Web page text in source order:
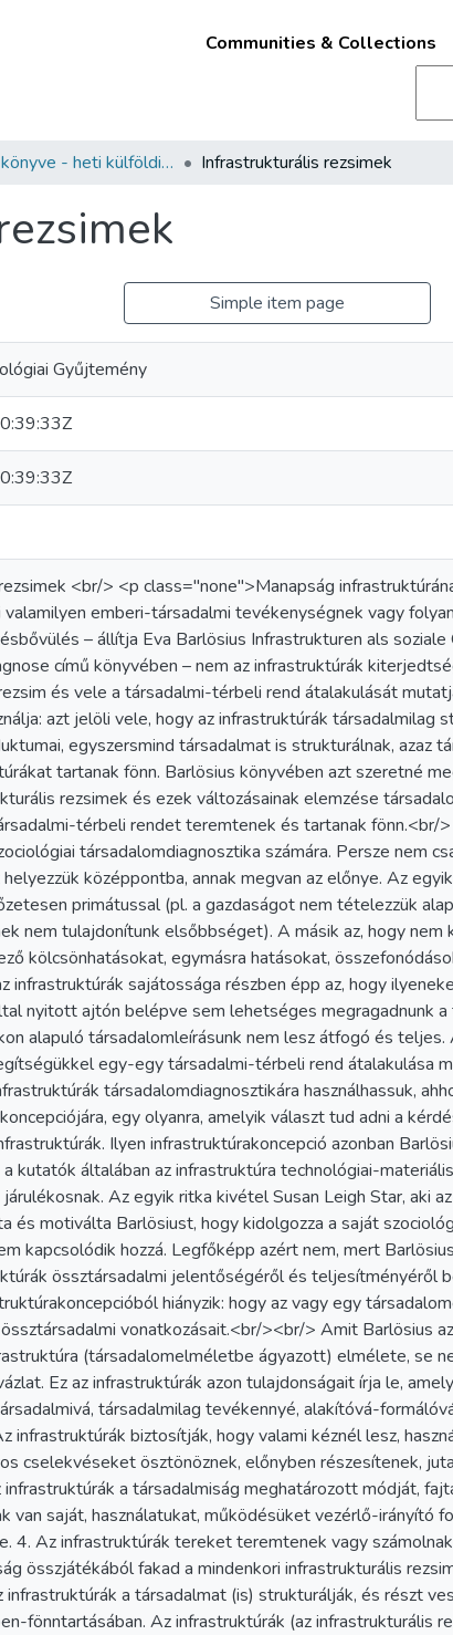
Communities & Collections
A hét könyve - heti külföldi szakirodalmi ajánló Infrastrukturális rezsimek
Simple item page
Gyűjtemény
<br/> <p class="none">Manapság
emberi-társadalmi tevékenységnek vagy
– állítja Eva Barlösius Infrastrukturen als
című könyvében – nem az infrastruktúrák
és vele a társadalmi-térbeli rend átalakulását
azt jelöli vele, hogy az infrastruktúrák társadalmilag
egyszersmind társadalmat is strukturálnak, azaz
tartanak fönn. Barlösius könyvében azt szeretné
rezsimek és ezek változásainak elemzése
térbeli rendet teremtenek és tartanak fönn.<br/
társadalomdiagnosztika számára. Persze nem
középpontba, annak megvan az előnye. Az
primátussal (pl. a gazdaságot nem tételezzük
nem tulajdonítunk elsőbbséget). A másik az, hogy
kölcsönhatásokat, egymásra hatásokat,
infrastruktúrák sajátossága részben épp az, hogy
nyitott ajtón belépve sem lehetséges megragadnunk
alapuló társadalomleírásunk nem lesz átfogó és
egy-egy társadalmi-térbeli rend átalakulása
társadalomdiagnosztikára használhassuk,
egy olyanra, amelyik választ tud adni a
Ilyen infrastruktúrakoncepció azonban
a kutatók általában az infrastruktúra technológiai-
Az egyik ritka kivétel Susan Leigh Star, aki
és motiválta Barlösiust, hogy kidolgozza a saját
kapcsolódik hozzá. Legfőképp azért nem, mert
össztársadalmi jelentőségéről és teljesítményéről
hiányzik: hogy az vagy egy
vonatkozásait.<br/><br/> Amit Barlösius
(társadalomelméletbe ágyazott) elmélete, se
Ez az infrastruktúrák azon tulajdonságait írja le,
társadalmilag tevékennyé, alakítóvá-
infrastruktúrák biztosítják, hogy valami kéznél lesz,
cselekvéseket ösztönöznek, előnyben részesítenek,
a társadalmiság meghatározott módját,
van saját, használatukat, működésüket vezérlő-irányító
4. Az infrastruktúrák tereket teremtenek vagy
összjátékából fakad a mindenkori infrastrukturális
infrastruktúrák a társadalmat (is) strukturálják, és részt
fönntartásában. Az infrastruktúrák (az infrastrukturális